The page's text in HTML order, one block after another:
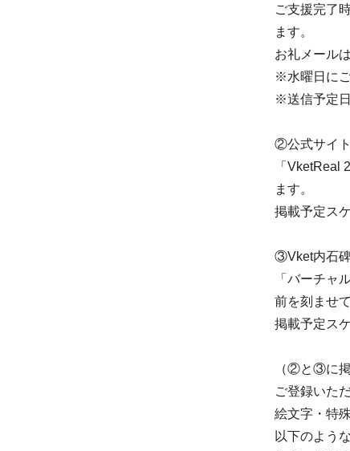
ご支援完了
ます。
お礼メール
※水曜日に
※送信予定
②公式サイ
「VketReal
ます。
掲載予定ス
③Vket内石
「バーチャ
前を刻ませ
掲載予定ス
（②と③に
ご登録いた
絵文字・特
以下のよう